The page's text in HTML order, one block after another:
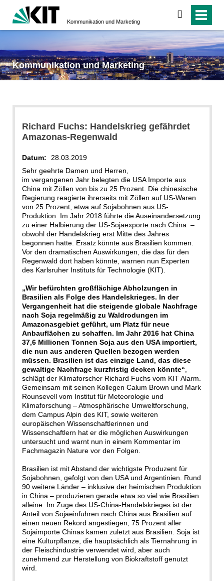
Kommunikation und Marketing
suchen
Kommunikation und Marketing
Richard Fuchs: Handelskrieg gefährdet
Amazonas-Regenwald
Datum:
28.03.2019
Sehr geehrte Damen und Herren,
im vergangenen Jahr belegten die USA Importe aus
China mit Zöllen von bis zu 25 Prozent. Die chinesische
Regierung reagierte ihrerseits mit Zöllen auf US-Waren
von 25 Prozent, etwa auf Sojabohnen aus US-
Produktion. Im Jahr 2018 führte die Auseinandersetzung
zu einer Halbierung der US-Sojaexporte nach China –
obwohl der Handelskrieg erst Mitte des Jahres
begonnen hatte. Ersatz könnte aus Brasilien kommen.
Vor den dramatischen Auswirkungen, die das für den
Regenwald dort haben könnte, warnen nun Experten
des Karlsruher Instituts für Technologie (KIT).
„Wir befürchten großflächige Abholzungen in
Brasilien als Folge des Handelskrieges. In der
Vergangenheit hat die steigende globale Nachfrage
nach Soja regelmäßig zu Waldrodungen im
Amazonasgebiet geführt, um Platz für neue
Anbauflächen zu schaffen. Im Jahr 2016 hat China
37,6 Millionen Tonnen Soja aus den USA importiert,
die nun aus anderen Quellen bezogen werden
müssen. Brasilien ist das einzige Land, das diese
gewaltige Nachfrage kurzfristig decken könnte“
schlägt der Klimaforscher Richard Fuchs vom KIT Alarm.
Gemeinsam mit seinen Kollegen Calum Brown und Mark
Rounsevell vom Institut für Meteorologie und
Klimaforschung – Atmosphärische Umweltforschung,
dem Campus Alpin des KIT, sowie weiteren
europäischen Wissenschaftlerinnen und
Wissenschaftlern hat er die möglichen Auswirkungen
untersucht und warnt nun in einem Kommentar im
Fachmagazin Nature vor den Folgen.
Brasilien ist mit Abstand der wichtigste Produzent für
Sojabohnen, gefolgt von den USA und Argentinien. Rund
90 weitere Länder – inklusive der heimischen Produktion
in China – produzieren gerade etwa so viel wie Brasilien
alleine. Im Zuge des US-China-Handelskrieges ist der
Anteil von Sojaeinfuhren nach China aus Brasilien auf
einen neuen Rekord angestiegen, 75 Prozent aller
Sojaimporte Chinas kamen zuletzt aus Brasilien. Soja ist
eine Kulturpflanze, die hauptsächlich als Tiernahrung in
der Fleischindustrie verwendet wird, aber auch
zunehmend zur Herstellung von Biokraftstoff genutzt
wird.